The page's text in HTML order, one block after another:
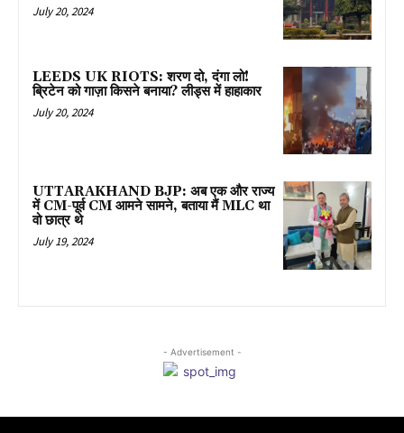
July 20, 2024
LEEDS UK RIOTS: शरण दो, दंगा लो!
ब्रिटेन को गाज़ा किसने बनाया? लीड्स में हाहाकार
July 20, 2024
UTTARAKHAND BJP: अब एक और राज्य
में CM-पूर्व CM आमने सामने, बताया मैं MLC था
वो छात्र थे
July 19, 2024
- Advertisement -